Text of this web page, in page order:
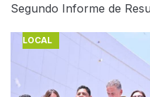
Segundo Informe de
LOCAL